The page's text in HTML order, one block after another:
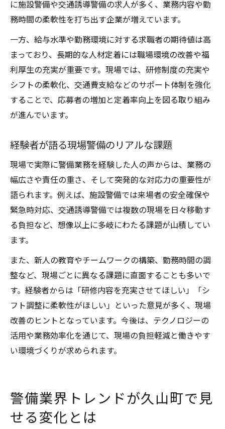
に施設警備や交通誘導警備の求人が多く、業務内容や勤
務時間の柔軟性を打ち出す企業が増えています。
一方、給与水準や勤務環境に対する求職者の期待値は高
まっており、長期的な人材定着には職場環境の改善や福
利厚生の充実が重要です。現場では、研修制度の充実や
シフトの柔軟化、交通費支給などのサポート体制を強化
することで、応募者の増加と定着率向上を図る取り組み
が進んでいます。
経験者が語る現場警備のリアルな課題
現場で実際に警備業務を経験した人の声からは、業務の
幅広さや責任の重さ、そして突発的な対応力の重要性が
語られます。例えば、施設警備では来場者の安全確保や
緊急時対応、交通誘導警備では複数の現場を日々移動す
る負担など、想像以上に多岐にわたる課題が山積してい
ます。
また、新人の教育やチームワークの構築、勤務時間の調
整など、現場ごとに異なる課題に直面することも多いで
す。経験者からは「研修内容を充実させてほしい」「シ
フト調整に柔軟性がほしい」といった意見が多く、現場
改善のヒントとなっています。今後は、テクノロジーの
活用や業務効率化を通じて、現場の負担軽減と働きやす
い環境づくりが求められます。
警備業界トレンドが久山町で見
せる変化とは